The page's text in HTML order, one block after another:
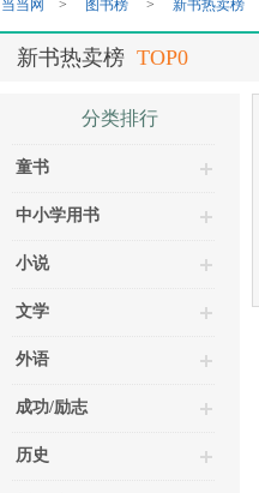
当当网 > 图书榜 > 新书热卖榜
新书热卖榜 TOP0
分类排行
童书
中小学用书
小说
文学
外语
成功/励志
历史
加